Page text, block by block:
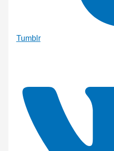
Tumblr